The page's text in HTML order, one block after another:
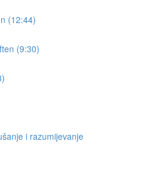
(12:44)
(9:30)
i razumijevanje